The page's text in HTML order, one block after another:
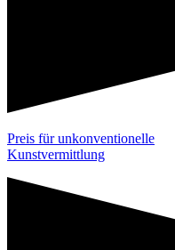
Preis für unkonventionelle
Kunstvermittlung